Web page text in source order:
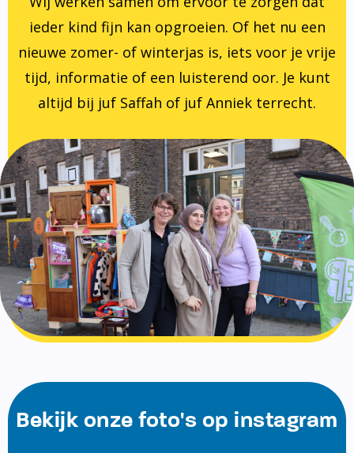
ieder kind fijn kan opgroeien. Of het nu een
nieuwe zomer- of winterjas is, iets voor je vrije
tijd, informatie of een luisterend oor. Je kunt
altijd bij juf Saffah of juf Anniek terrecht.
Bekijk onze foto's op instagram